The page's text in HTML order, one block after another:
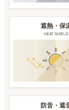
遮熱・保
HEAT SHIELD
防音・遮